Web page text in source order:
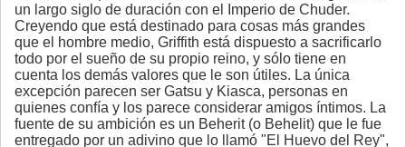
un largo siglo de duración con el Imperio de Chuder.
Creyendo que está destinado para cosas más grandes
que el hombre medio, Griffith está dispuesto a sacrificarlo
todo por el sueño de su propio reino, y sólo tiene en
cuenta los demás valores que le son útiles. La única
excepción parecen ser Gatsu y Kiasca, personas en
quienes confía y los parece considerar amigos íntimos. La
fuente de su ambición es un Beherit (o Behelit) que le fue
entregado por un adivino que lo llamó "El Huevo del Rey",